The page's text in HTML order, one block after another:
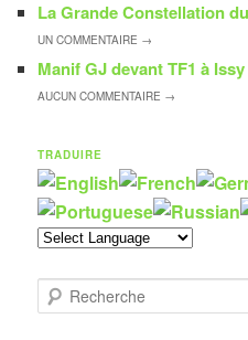
La Grande Constellation
UNCOMMENTAIRE →
Manif GJ devant TF1 à
AUCUNCOMMENTAIRE →
TRADUIRE
e